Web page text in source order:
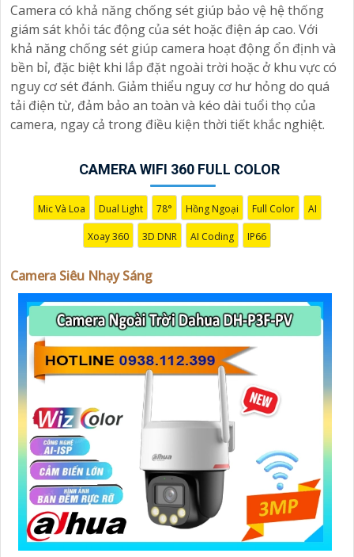
điều kiện ánh sáng kém. Với khả năng nhạy sáng cao,
camera này sẽ giúp bạn quan sát và ghi lại mọi diễn
biến một cách chi tiết và chính xác.
Camera Siêu Nhạy Sáng là một lựa chọn phù hợp cho
việc giám sát an ninh trong các khu vực yêu cầu sự rõ
ràng chi tiết trong hình ảnh vào điều kiện ánh sáng
hiệu quả hơn.
Camera có khả năng chống sét giúp bảo vệ hệ thống
giám sát khỏi tác động của sét hoặc điện áp cao. Với
khả năng chống sét giúp camera hoạt động ổn định và
bền bỉ, đặc biệt khi lắp đặt ngoài trời hoặc ở khu vực có
nguy cơ sét đánh. Giảm thiểu nguy cơ hư hỏng do quá
tải điện từ, đảm bảo an toàn và kéo dài tuổi thọ của
camera, ngay cả trong điều kiện thời tiết khắc nghiệt.
CAMERA WIFI 360 FULL COLOR
Mic Và Loa Dual Light 78° Hồng Ngoại Full Color AI
Xoay 360 3D DNR AI Coding IP66
Camera Siêu Nhạy Sáng